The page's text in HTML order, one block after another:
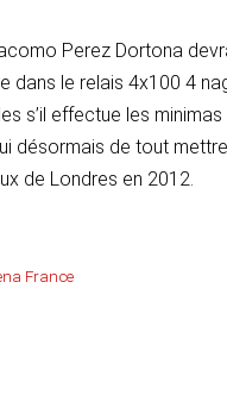
Perez Dortona
dans le relais 4x100 4
s’il effectue les
désormais de tout
de Londres en 2012.
France